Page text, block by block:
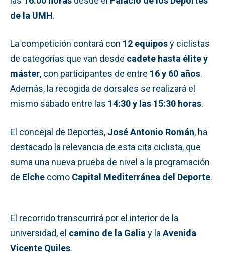
de la UMH.
La competición contará con 12 equiposy ciclistas
de categorías que van desde cadete hasta élite y
máster, con participantes de entre 16 y 60 años.
Además, la recogida de dorsales se realizará el
mismo sábado entre las 14:30 y las 15:30 horas.
El concejal de Deportes, José Antonio Román, ha
destacado la relevancia de esta cita ciclista, que
suma una nueva prueba de nivel a la programación
de Elche como Capital Mediterránea del Deporte.
El recorrido transcurrirá por el interior de la
universidad, el camino de la Galia y la Avenida
Vicente Quiles.